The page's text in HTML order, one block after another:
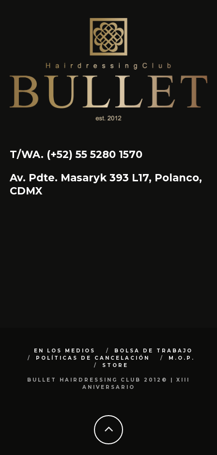
T/WA. (+52) 55 5280 1570
Av. Pdte. Masaryk 393 L17, Polanco,
CDMX
EN LOS MEDIOS
BOLSA DE TRABAJO
POLÍTICAS DE CANCELACIÓN
M.O.P.
STORE
BULLET HAIRDRESSING CLUB 2012© | XIII
ANIVERSARIO